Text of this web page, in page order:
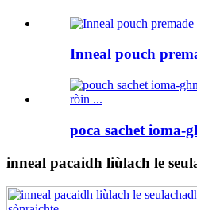
Inneal pouch
poca sachet ioma-
inneal pacaidh liùlach le